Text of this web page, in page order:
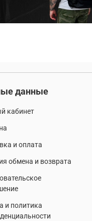
данные
кабинет
и оплата
обмена и возврата
и политика